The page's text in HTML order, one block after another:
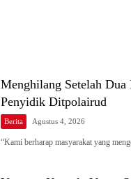
Menghilang Setelah
Penyidik Ditpolairud
Berita Agustus 4, 2026
“Kami berharap masyarakat yang